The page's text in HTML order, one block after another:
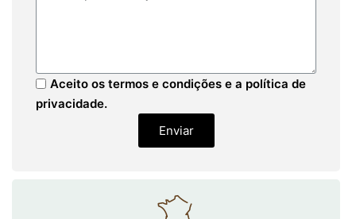
Aceito os termos e condições e a política de
privacidade.
Enviar